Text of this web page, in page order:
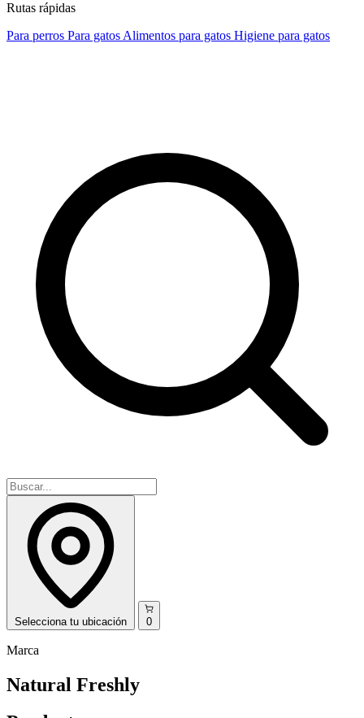
Rutas rápidas
Para perros Para gatos Alimentos para gatos Higiene para gatos
Selecciona tu ubicación 0
Marca
Natural Freshly